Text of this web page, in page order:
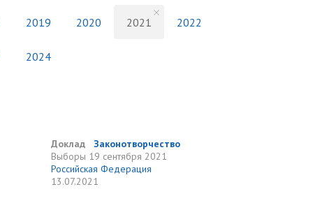
2019 2020 2021 2022
2024
Доклад
Законотворчество
Выборы 19 сентября 2021
Российская Федерация
13.07.2021